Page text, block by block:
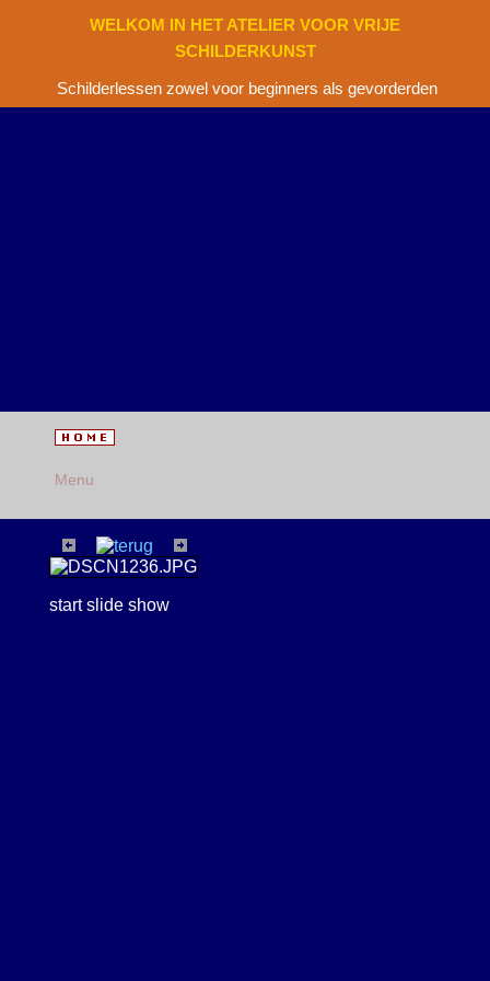
WELKOM IN HET ATELIER VOOR VRIJE
SCHILDERKUNST
Schilderlessen zowel voor beginners als gevorderden
Menu
start slide show